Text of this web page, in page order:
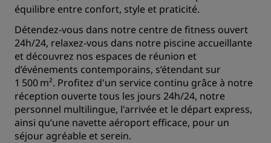
équilibre entre confort, style et praticité.
Détendez‑vous dans notre centre de fitness ouvert
24h/24, relaxez‑vous dans notre piscine accueillante
et découvrez nos espaces de réunion et
d’événements contemporains, s’étendant sur
1 500 m². Profitez d'un service continu grâce à notre
réception ouverte tous les jours 24h/24, notre
personnel multilingue, l'arrivée et le départ express,
ainsi qu’une navette aéroport efficace, pour un
séjour agréable et serein.